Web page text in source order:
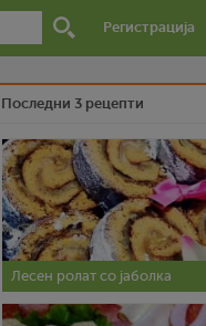
Регистрација
Последни 3 рецепти
Лесен ролат со јаболка